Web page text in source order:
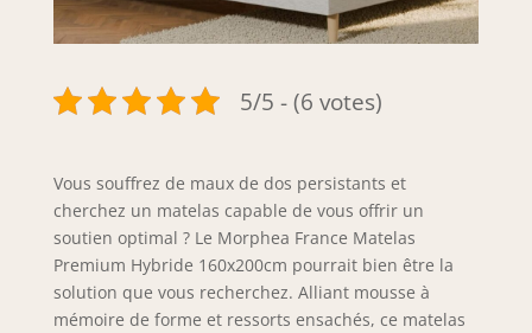
5/5 - (6 votes)
Vous souffrez de maux de dos persistants et
cherchez un matelas capable de vous offrir un
soutien optimal ? Le Morphea France Matelas
Premium Hybride 160x200cm pourrait bien être la
solution que vous recherchez. Alliant mousse à
mémoire de forme et ressorts ensachés, ce matelas